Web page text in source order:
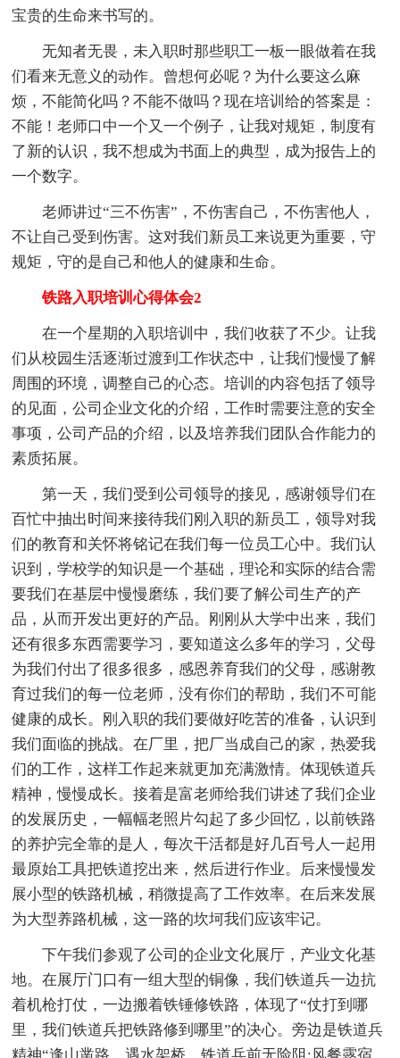
宝贵的生命来书写的。
无知者无畏，未入职时那些职工一板一眼做着在我
们看来无意义的动作。曾想何必呢？为什么要这么麻
烦，不能简化吗？不能不做吗？现在培训给的答案是：
不能！老师口中一个又一个例子，让我对规矩，制度有
了新的认识，我不想成为书面上的典型，成为报告上的
一个数字。
老师讲过“三不伤害”，不伤害自己，不伤害他人，
不让自己受到伤害。这对我们新员工来说更为重要，守
规矩，守的是自己和他人的健康和生命。
铁路入职培训心得体会2
在一个星期的入职培训中，我们收获了不少。让我
们从校园生活逐渐过渡到工作状态中，让我们慢慢了解
周围的环境，调整自己的心态。培训的内容包括了领导
的见面，公司企业文化的介绍，工作时需要注意的安全
事项，公司产品的介绍，以及培养我们团队合作能力的
素质拓展。
第一天，我们受到公司领导的接见，感谢领导们在
百忙中抽出时间来接待我们刚入职的新员工，领导对我
们的教育和关怀将铭记在我们每一位员工心中。我们认
识到，学校学的知识是一个基础，理论和实际的结合需
要我们在基层中慢慢磨练，我们要了解公司生产的产
品，从而开发出更好的产品。刚刚从大学中出来，我们
还有很多东西需要学习，要知道这么多年的学习，父母
为我们付出了很多很多，感恩养育我们的父母，感谢教
育过我们的每一位老师，没有你们的帮助，我们不可能
健康的成长。刚入职的我们要做好吃苦的准备，认识到
我们面临的挑战。在厂里，把厂当成自己的家，热爱我
们的工作，这样工作起来就更加充满激情。体现铁道兵
精神，慢慢成长。接着是富老师给我们讲述了我们企业
的发展历史，一幅幅老照片勾起了多少回忆，以前铁路
的养护完全靠的是人，每次干活都是好几百号人一起用
最原始工具把铁道挖出来，然后进行作业。后来慢慢发
展小型的铁路机械，稍微提高了工作效率。在后来发展
为大型养路机械，这一路的坎坷我们应该牢记。
下午我们参观了公司的企业文化展厅，产业文化基
地。在展厅门口有一组大型的铜像，我们铁道兵一边抗
着机枪打仗，一边搬着铁锤修铁路，体现了“仗打到哪
里，我们铁道兵把铁路修到哪里”的决心。旁边是铁道兵